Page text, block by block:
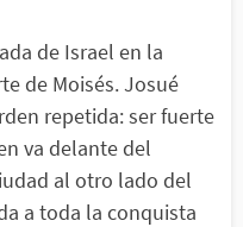
de Israel en la
de Moisés. Josué
repetida: ser fuerte
va delante del
al otro lado del
a toda la conquista